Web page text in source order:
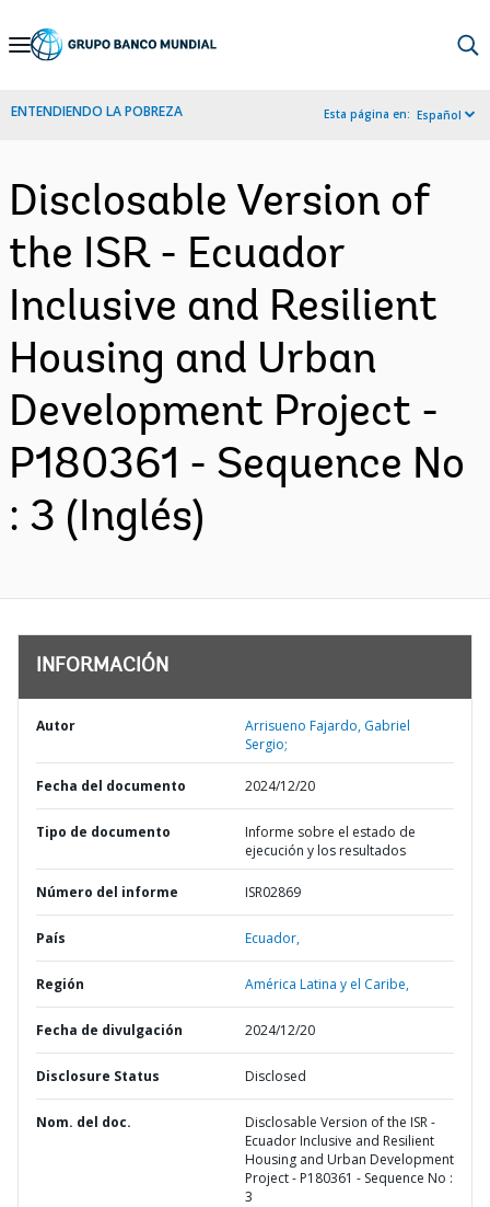
Skip
Navigation
ENTENDIENDO LA POBREZA Esta página en: Español
Disclosable Version of
the ISR - Ecuador
Inclusive and Resilient
Housing and Urban
Development Project -
P180361 - Sequence No
: 3 (Inglés)
INFORMACIÓN
Autor
Arrisueno Fajardo, Gabriel
Sergio;
Fecha del documento 2024/12/20
Tipo de documento
Informe sobre el estado de
ejecución y los resultados
Número del informe ISR02869
País Ecuador,
Región América Latina y el Caribe,
Fecha de divulgación 2024/12/20
Disclosure Status Disclosed
Nom. del doc.
Disclosable Version of the ISR -
Ecuador Inclusive and Resilient
Housing and Urban Development
Project - P180361 - Sequence No :
3